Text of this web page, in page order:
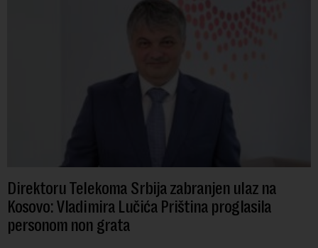
Direktoru Telekoma Srbija zabranjen ulaz na
Kosovo: Vladimira Lučića Priština proglasila
personom non grata